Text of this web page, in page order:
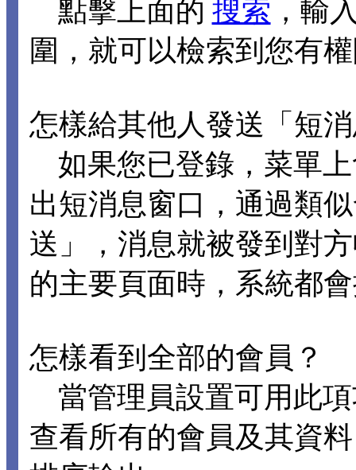
點擊上面的 搜索 ，輸
圍，就可以檢索到您有
怎樣給其他人發送「短
如果您已登錄，菜單
出短消息窗口，通過類
送」，消息就被發到對
的主要頁面時，系統都
怎樣看到全部的會員？
當管理員設置可用此
查看所有的會員及其資